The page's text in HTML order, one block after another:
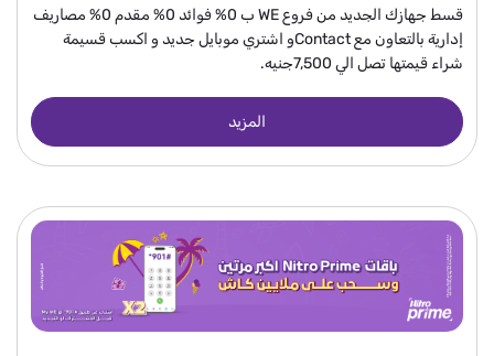
قسط جهازك الجديد من فروع WE ب 0% فوائد 0% مقدم 0% مصاريف
إدارية بالتعاون مع Contactو اشتري موبايل جديد و اكسب قسيمة
شراء قيمتها تصل الي 7,500جنيه.
المزيد